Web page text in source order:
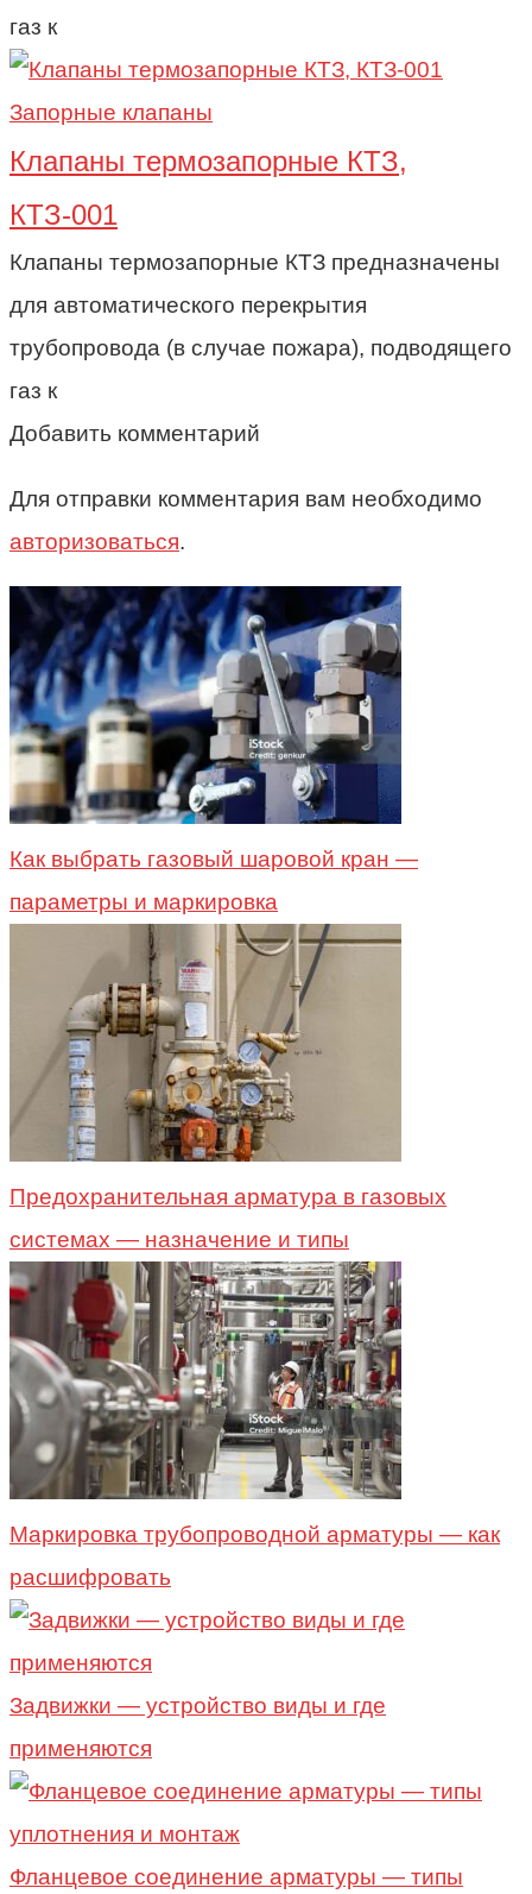
газ к
Запорные клапаны
Клапаны термозапорные КТЗ,
КТЗ-001
Клапаны термозапорные КТЗ предназначены
для автоматического перекрытия
трубопровода (в случае пожара), подводящего
газ к
Добавить комментарий
Для отправки комментария вам необходимо
авторизоваться.
Как выбрать газовый шаровой кран —
параметры и маркировка
Предохранительная арматура в газовых
системах — назначение и типы
Маркировка трубопроводной арматуры — как
расшифровать
Задвижки — устройство виды и где
применяются
Фланцевое соединение арматуры — типы